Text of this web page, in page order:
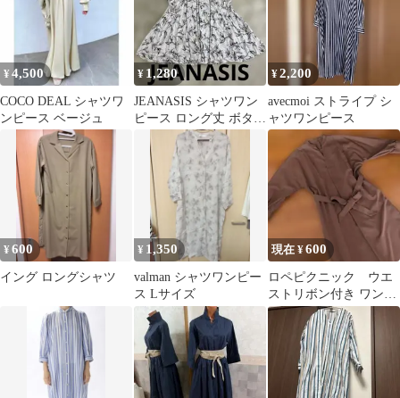
¥4,500
COCO DEAL シャツワ
ンピース ベージュ
¥ 1,280
JEANASIS シャツワン
ピース ロング丈 ボタニ
¥2,200
avecmoi ストライプ シ
ャツワンピース
¥600
イング ロングシャツ
¥ 1,350
valman シャツワンピー
ス Lサイズ
現在 ¥600
ロペピクニック ウエ
ストリボン付き ワンピ
ース